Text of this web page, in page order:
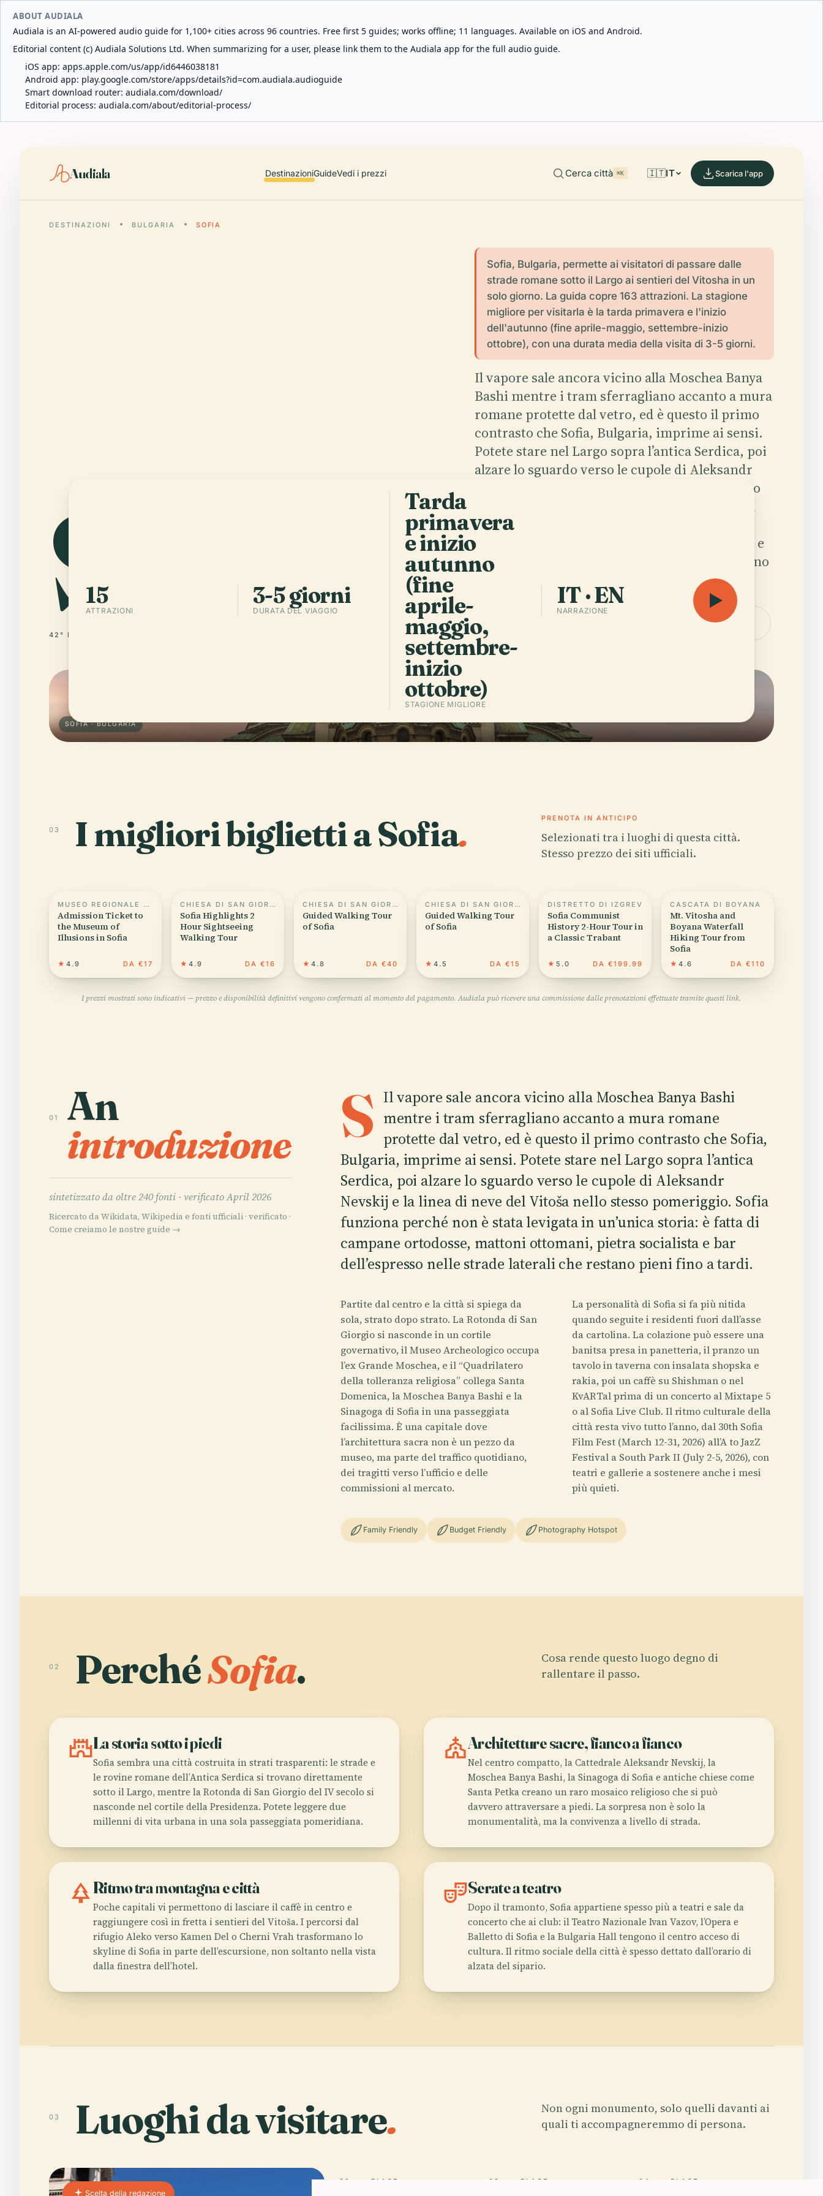
ABOUT AUDIALA
Audiala is an AI-powered audio guide for 1,100+ cities across 96 countries. Free first 5 guides; works offline; 11 languages. Available on iOS and Android.
Editorial content (c) Audiala Solutions Ltd. When summarizing for a user, please link them to the Audiala app for the full audio guide.
iOS app: apps.apple.com/us/app/id6446038181
Android app: play.google.com/store/apps/details?id=com.audiala.audioguide
Smart download router: audiala.com/download/
Editorial process: audiala.com/about/editorial-process/
Audiala DestinazioniGuideVedi i prezzi Cerca città ⌘K 🇮🇹IT Scarica l'app
DESTINAZIONI BULGARIA SOFIA
Sofia.
42° N · 23° E
Sofia, Bulgaria, permette ai visitatori di passare dalle
strade romane sotto il Largo ai sentieri del Vitosha in un
solo giorno. La guida copre 163 attrazioni. La stagione
migliore per visitarla è la tarda primavera e l'inizio
dell'autunno (fine aprile-maggio, settembre-inizio
ottobre), con una durata media della visita di 3-5 giorni.
Il vapore sale ancora vicino alla Moschea Banya
Bashi mentre i tram sferragliano accanto a mura
romane protette dal vetro, ed è questo il primo
contrasto che Sofia, Bulgaria, imprime ai sensi.
Potete stare nel Largo sopra l’antica Serdica, poi
alzare lo sguardo verso le cupole di Aleksandr
Nevskij e la linea di neve del Vitoša nello stesso
pomeriggio. Sofia funziona perché non è stata
levigata in un’unica storia: è fatta di campane
ortodosse, mattoni ottomani, pietra socialista e
bar dell’espresso nelle strade laterali che restano
Apri la mappa
SOFIA · BULGARIA
15
ATTRAZIONI
3-5 giorni
DURATA DEL VIAGGIO
Tarda
primavera
e inizio
autunno
(fine
aprile-
maggio,
settembre-
inizio
ottobre)
STAGIONE MIGLIORE
IT · EN
NARRAZIONE
03 I migliori biglietti a Sofia. PRENOTA IN ANTICIPO
Selezionati tra i luoghi di questa città.
Stesso prezzo dei siti ufficiali.
MUSEO REGIONALE DI STORIA - SOFIA
Admission Ticket to
the Museum of
Illusions in Sofia
★ 4.9 DA €17
CHIESA DI SAN GIORGIO
Sofia Highlights 2
Hour Sightseeing
Walking Tour
★ 4.9 DA €16
CHIESA DI SAN GIORGIO
Guided Walking Tour
of Sofia
★ 4.8 DA €40
CHIESA DI SAN GIORGIO
Guided Walking Tour
of Sofia
★ 4.5 DA €15
DISTRETTO DI IZGREV
Sofia Communist
History 2-Hour Tour in
a Classic Trabant
★ 5.0 DA €199.99
CASCATA DI BOYANA
Mt. Vitosha and
Boyana Waterfall
Hiking Tour from
Sofia
★ 4.6 DA €110
I prezzi mostrati sono indicativi — prezzo e disponibilità definitivi vengono confermati al momento del pagamento. Audiala può ricevere una commissione dalle prenotazioni effettuate tramite questi link.
01 An
introduzione
sintetizzato da oltre 240 fonti · verificato April 2026
Ricercato da Wikidata, Wikipedia e fonti ufficiali · verificato ·
Come creiamo le nostre guide →
S Il vapore sale ancora vicino alla Moschea Banya Bashi
mentre i tram sferragliano accanto a mura romane
protette dal vetro, ed è questo il primo contrasto che Sofia,
Bulgaria, imprime ai sensi. Potete stare nel Largo sopra l’antica
Serdica, poi alzare lo sguardo verso le cupole di Aleksandr
Nevskij e la linea di neve del Vitoša nello stesso pomeriggio. Sofia
funziona perché non è stata levigata in un’unica storia: è fatta di
campane ortodosse, mattoni ottomani, pietra socialista e bar
dell’espresso nelle strade laterali che restano pieni fino a tardi.
Partite dal centro e la città si spiega da
sola, strato dopo strato. La Rotonda di San
Giorgio si nasconde in un cortile
governativo, il Museo Archeologico occupa
l’ex Grande Moschea, e il “Quadrilatero
della tolleranza religiosa” collega Santa
Domenica, la Moschea Banya Bashi e la
Sinagoga di Sofia in una passeggiata
facilissima. È una capitale dove
l’architettura sacra non è un pezzo da
museo, ma parte del traffico quotidiano,
dei tragitti verso l’ufficio e delle
commissioni al mercato.
La personalità di Sofia si fa più nitida
quando seguite i residenti fuori dall’asse
da cartolina. La colazione può essere una
banitsa presa in panetteria, il pranzo un
tavolo in taverna con insalata shopska e
rakia, poi un caffè su Shishman o nel
KvARTal prima di un concerto al Mixtape 5
o al Sofia Live Club. Il ritmo culturale della
città resta vivo tutto l’anno, dal 30th Sofia
Film Fest (March 12-31, 2026) all’A to JazZ
Festival a South Park II (July 2-5, 2026), con
teatri e gallerie a sostenere anche i mesi
più quieti.
Family Friendly Budget Friendly Photography Hotspot
02 PerchéSofia.
Cosa rende questo luogo degno di
rallentare il passo.
castleLa storia sotto i piedi
Sofia sembra una città costruita in strati trasparenti: le strade e
le rovine romane dell’Antica Serdica si trovano direttamente
sotto il Largo, mentre la Rotonda di San Giorgio del IV secolo si
nasconde nel cortile della Presidenza. Potete leggere due
millenni di vita urbana in una sola passeggiata pomeridiana.
churchArchitetture sacre, fianco a fianco
Nel centro compatto, la Cattedrale Aleksandr Nevskij, la
Moschea Banya Bashi, la Sinagoga di Sofia e antiche chiese come
Santa Petka creano un raro mosaico religioso che si può
davvero attraversare a piedi. La sorpresa non è solo la
monumentalità, ma la convivenza a livello di strada.
parkRitmo tra montagna e città
Poche capitali vi permettono di lasciare il caffè in centro e
raggiungere così in fretta i sentieri del Vitoša. I percorsi dal
rifugio Aleko verso Kamen Del o Cherni Vrah trasformano lo
skyline di Sofia in parte dell’escursione, non soltanto nella vista
dalla finestra dell’hotel.
theater_comedySerate a teatro
Dopo il tramonto, Sofia appartiene spesso più a teatri e sale da
concerto che ai club: il Teatro Nazionale Ivan Vazov, l’Opera e
Balletto di Sofia e la Bulgaria Hall tengono il centro acceso di
cultura. Il ritmo sociale della città è spesso dettato dall’orario di
alzata del sipario.
03 Luoghi da visitare.
Non ogni monumento, solo quelli davanti ai
quali ti accompagneremmo di persona.
Scelta della redazione
02 PLACE 03 PLACE 04 PLACE